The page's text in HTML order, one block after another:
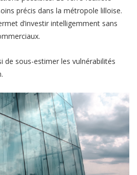
précis dans la métropole lilloise.
d’investir intelligemment sans
de sous-estimer les vulnérabilités